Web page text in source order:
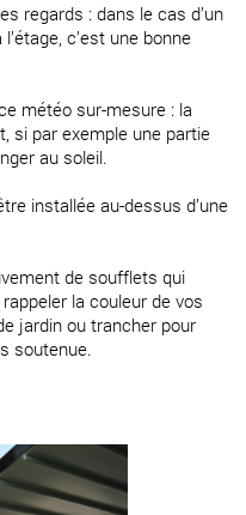
regards : dans le cas d’un
c’est une bonne
météo sur-mesure : la
si par exemple une partie
au soleil.
installée au-dessus d’une
de soufflets qui
la couleur de vos
jardin ou trancher pour
soutenue.